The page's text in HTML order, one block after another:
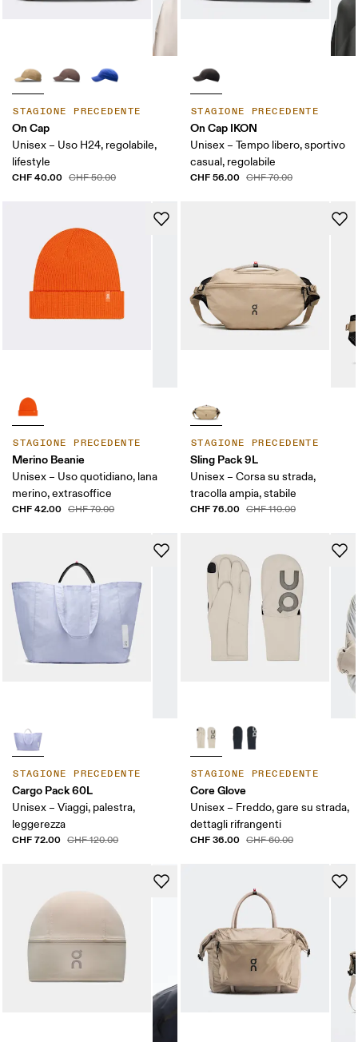
STAGIONE PRECEDENTE
On Cap
Unisex – Uso H24, regolabile,
lifestyle
CHF 40.00 CHF 50.00
STAGIONE PRECEDENTE
On Cap IKON
Unisex – Tempo libero, sportivo
casual, regolabile
CHF 56.00 CHF 70.00
STAGIONE PRECEDENTE
Merino Beanie
Unisex – Uso quotidiano, lana
merino, extrasoffice
CHF 42.00 CHF 70.00
STAGIONE PRECEDENTE
Sling Pack 9L
Unisex – Corsa su strada,
tracolla ampia, stabile
CHF 76.00 CHF 110.00
STAGIONE PRECEDENTE
Cargo Pack 60L
Unisex – Viaggi, palestra,
leggerezza
CHF 72.00 CHF 120.00
STAGIONE PRECEDENTE
Core Glove
Unisex – Freddo, gare su strada,
dettagli rifrangenti
CHF 36.00 CHF 60.00